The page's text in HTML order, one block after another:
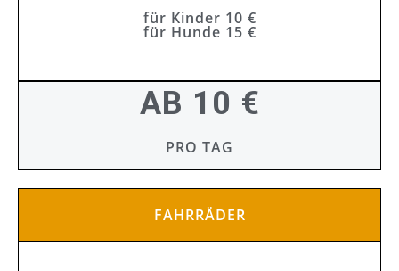
für Kinder 10 €
für Hunde 15 €
AB 10 €
PRO TAG
FAHRRÄDER